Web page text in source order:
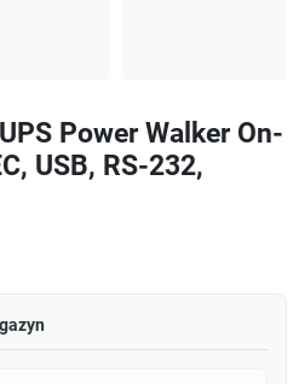
Power Walker On-
USB, RS-232,